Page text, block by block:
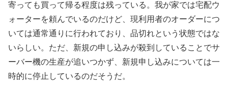
寄っても買って帰る程度は残っている。我が家では宅配ウ
ォーターを頼んでいるのだけど、現利用者のオーダーにつ
いては通常通りに行われており、品切れという状態ではな
いらしい。ただ、新規の申し込みが殺到していることでサ
ーバー機の生産が追いつかず、新規申し込みについては一
時的に停止しているのだそうだ。